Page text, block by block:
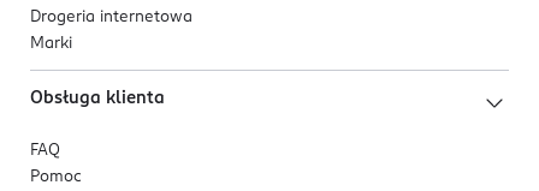
Drogeria internetowa
Marki
Obsługa klienta
FAQ
Pomoc